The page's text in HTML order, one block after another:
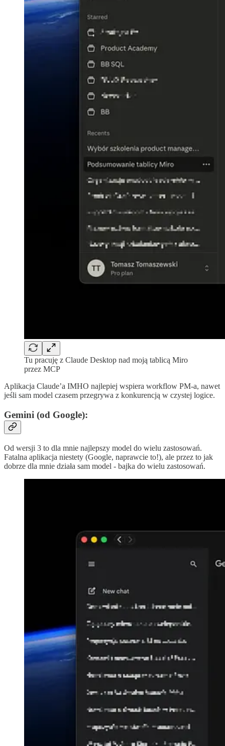
Tu pracuję z Claude Desktop nad moją tablicą Miro
przez MCP
Aplikacja Claude’a IMHO najlepiej wspiera workflow PM-a, nawet
jeśli sam model czasem przegrywa z konkurencją w czystej logice.
Gemini (od Google):
Od wersji 3 to dla mnie najlepszy model do wielu zastosowań.
Fatalna aplikacja niestety (Google, naprawcie to!), ale przez to jak
dobrze dla mnie działa sam model - bajka do wielu zastosowań.